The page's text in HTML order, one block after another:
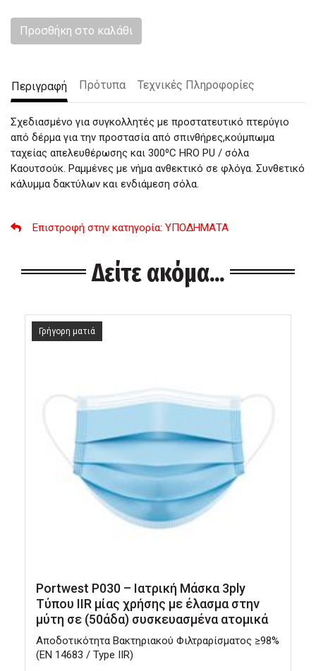
Προσθήκη στο καλάθι
Περιγραφή Πρότυπα Τεχνικές Πληροφορίες
Σχεδιασμένο για συγκολλητές με προστατευτικό πτερύγιο
από δέρμα για την προστασία από σπινθήρες,κούμπωμα
ταχείας απελευθέρωσης και 300⁰C HRO PU / σόλα
Καουτσούκ. Ραμμένες με νήμα ανθεκτικό σε φλόγα. Συνθετικό
κάλυμμα δακτύλων και ενδιάμεση σόλα.
Επιστροφή στην κατηγορία: ΥΠΟΔΗΜΑΤΑ
Δείτε ακόμα...
Portwest P030 – Ιατρική Μάσκα 3ply
Τύπου IIR μίας χρήσης με έλασμα στην
μύτη σε (50άδα) συσκευασμένα ατομικά
Αποδοτικότητα Βακτηριακού Φιλτραρίσματος ≥98%
(EN 14683 / Type IIR)
Γρήγορη ματιά